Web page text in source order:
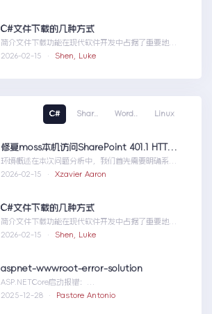
C#文件下载的几种方式
简介文件下载功能在现代软件开发中占据了重要地
位，无论是为用户提供资源、分发文档，还是实现数
2026-02-15 · Shen, Luke
C# Shar.. Word.. Linux
修复moss本机访问SharePoint 401.1 HTTP错误
环境概述在本次问题分析中，我们首先需要明确系统
的运行环境。了解环境配置不仅能帮助我们定位问
2026-02-15 · Xzavier Aaron
C#文件下载的几种方式
简介文件下载功能在现代软件开发中占据了重要地
位，无论是为用户提供资源、分发文档，还是实现数
2026-02-15 · Shen, Luke
aspnet-wwwroot-error-solution
ASP.NETCore启动报错：
DirectoryNotFoundExceptionwwwroo...aspnet-
2025-12-28 · Pastore Antonio